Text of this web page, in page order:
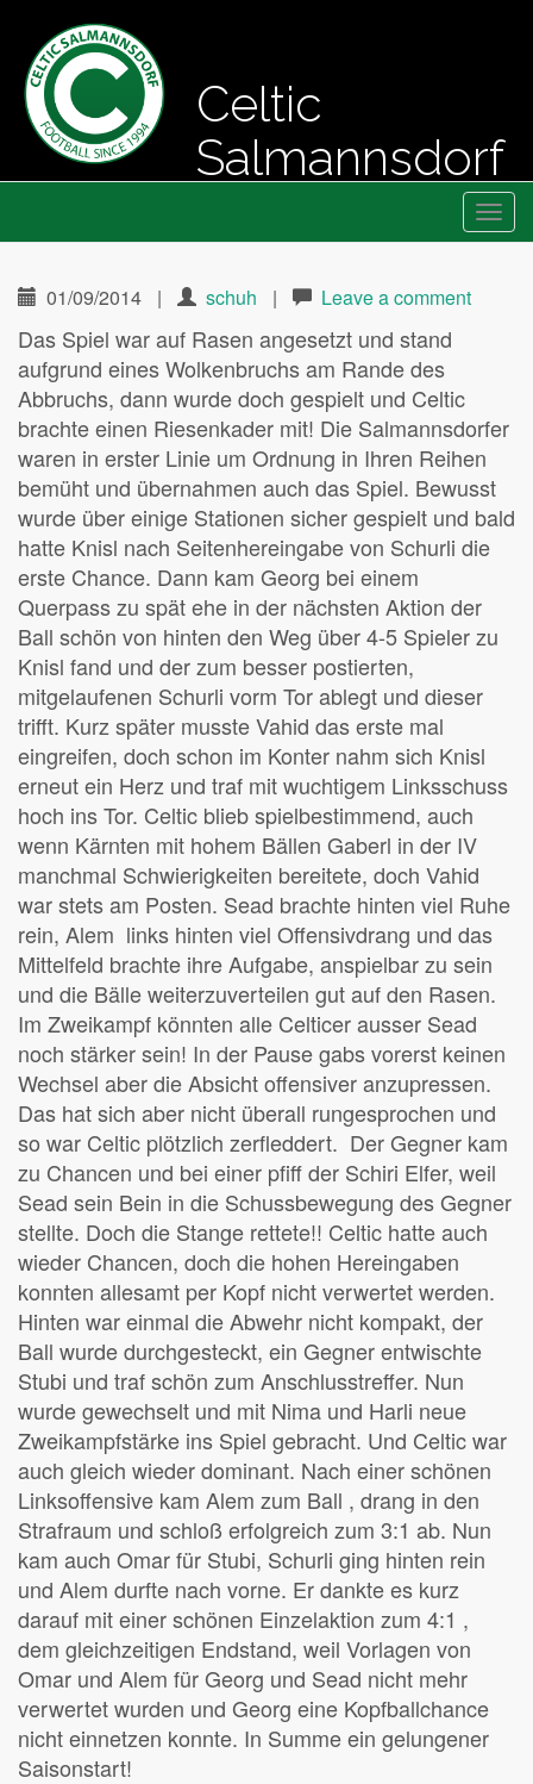
Celtic
Salmannsdorf
Menu
01/09/2014 | schuh | Leave a comment
Das Spiel war auf Rasen angesetzt und stand
aufgrund eines Wolkenbruchs am Rande des
Abbruchs, dann wurde doch gespielt und Celtic
brachte einen Riesenkader mit! Die Salmannsdorfer
waren in erster Linie um Ordnung in Ihren Reihen
bemüht und übernahmen auch das Spiel. Bewusst
wurde über einige Stationen sicher gespielt und bald
hatte Knisl nach Seitenhereingabe von Schurli die
erste Chance. Dann kam Georg bei einem
Querpass zu spät ehe in der nächsten Aktion der
Ball schön von hinten den Weg über 4-5 Spieler zu
Knisl fand und der zum besser postierten,
mitgelaufenen Schurli vorm Tor ablegt und dieser
trifft. Kurz später musste Vahid das erste mal
eingreifen, doch schon im Konter nahm sich Knisl
erneut ein Herz und traf mit wuchtigem Linksschuss
hoch ins Tor. Celtic blieb spielbestimmend, auch
wenn Kärnten mit hohem Bällen Gaberl in der IV
manchmal Schwierigkeiten bereitete, doch Vahid
war stets am Posten. Sead brachte hinten viel Ruhe
rein, Alem links hinten viel Offensivdrang und das
Mittelfeld brachte ihre Aufgabe, anspielbar zu sein
und die Bälle weiterzuverteilen gut auf den Rasen.
Im Zweikampf könnten alle Celticer ausser Sead
noch stärker sein! In der Pause gabs vorerst keinen
Wechsel aber die Absicht offensiver anzupressen.
Das hat sich aber nicht überall rungesprochen und
so war Celtic plötzlich zerfleddert. Der Gegner kam
zu Chancen und bei einer pfiff der Schiri Elfer, weil
Sead sein Bein in die Schussbewegung des Gegner
stellte. Doch die Stange rettete!! Celtic hatte auch
wieder Chancen, doch die hohen Hereingaben
konnten allesamt per Kopf nicht verwertet werden.
Hinten war einmal die Abwehr nicht kompakt, der
Ball wurde durchgesteckt, ein Gegner entwischte
Stubi und traf schön zum Anschlusstreffer. Nun
wurde gewechselt und mit Nima und Harli neue
Zweikampfstärke ins Spiel gebracht. Und Celtic war
auch gleich wieder dominant. Nach einer schönen
Linksoffensive kam Alem zum Ball , drang in den
Strafraum und schloß erfolgreich zum 3:1 ab. Nun
kam auch Omar für Stubi, Schurli ging hinten rein
und Alem durfte nach vorne. Er dankte es kurz
darauf mit einer schönen Einzelaktion zum 4:1 ,
dem gleichzeitigen Endstand, weil Vorlagen von
Omar und Alem für Georg und Sead nicht mehr
verwertet wurden und Georg eine Kopfballchance
nicht einnetzen konnte. In Summe ein gelungener
Saisonstart!